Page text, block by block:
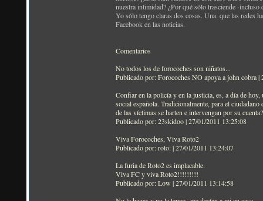
nuestra intimidad? ¿Por qué sólo trasciende -
Yo sólo tengo claras dos cosas. Una: que las redes
Facebook en las noticias.
Comentarios
No todos los de forocoches son niñatos...
Publicado por: Forocoches NO apoya a john cobra |
Confiar en la policía y en la justicia, es, a día de
social española. Tradicionalmente, para el
de las víctimas se harten e intervengan por su
Publicado por: 23skidoo | 27/01/2011 13:25:08
Viva Forocoches, Viva Roto2
Publicado por: roto: | 27/01/2011 13:24:07
La furia de Roto2 es implacable.
Viva FC y viva Roto2!!!!!!!!!
Publicado por: Low | 27/01/2011 13:14:58